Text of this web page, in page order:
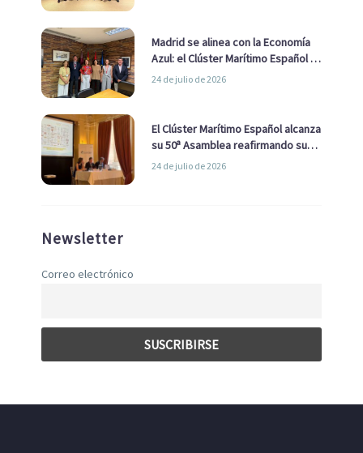
Madrid se alinea con la Economía
Azul: el Clúster Marítimo Español y
la Real Liga Naval avanzan alianzas
24 de julio de 2026
El Clúster Marítimo Español alcanza
su 50ª Asamblea reafirmando su
liderazgo en la Economía Azul
24 de julio de 2026
Newsletter
Correo electrónico